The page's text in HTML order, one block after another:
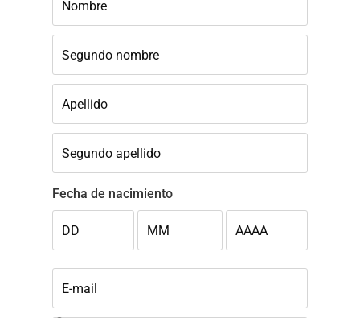
Nombre
Segundo nombre
Apellido
Segundo apellido
Fecha de nacimiento
DD MM AAAA
E-mail